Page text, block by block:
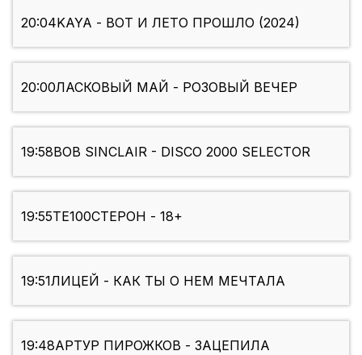
20:04KAYA - ВОТ И ЛЕТО ПРОШЛО (2024)
20:00ЛАСКОВЫЙ МАЙ - РОЗОВЫЙ ВЕЧЕР
19:58BOB SINCLAIR - DISCO 2000 SELECTOR
19:55ТЕ100СТЕРОН - 18+
19:51ЛИЦЕЙ - КАК ТЫ О НЕМ МЕЧТАЛА
19:48АРТУР ПИРОЖКОВ - ЗАЦЕПИЛА